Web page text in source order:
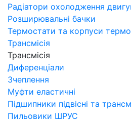
Радіатори охолодження
Розширювальні бачки
Термостати та корпуси
Трансмісія
Трансмісія
Диференціали
Зчеплення
Муфти еластичні
Підшипники підвісні та
Пильовики ШРУС